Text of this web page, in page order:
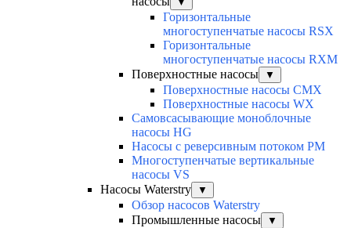
Горизонтальные
многоступенчатые насосы RSX
Горизонтальные
многоступенчатые насосы RXM
Поверхностные насосы
▼
Поверхностные насосы CMX
Поверхностные насосы WX
Самовсасывающие моноблочные
насосы HG
Насосы с реверсивным потоком PM
Многоступенчатые вертикальные
насосы VS
Насосы Waterstry
▼
Обзор насосов Waterstry
Промышленные насосы
▼